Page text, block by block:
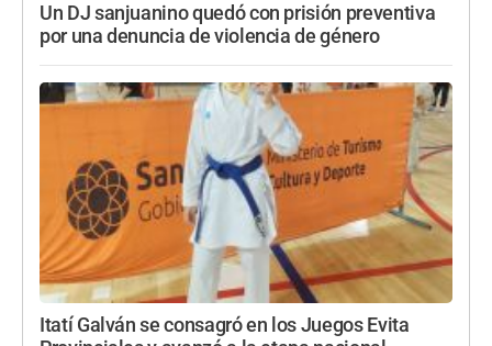
Un DJ sanjuanino quedó con prisión preventiva
por una denuncia de violencia de género
Itatí Galván se consagró en los Juegos Evita